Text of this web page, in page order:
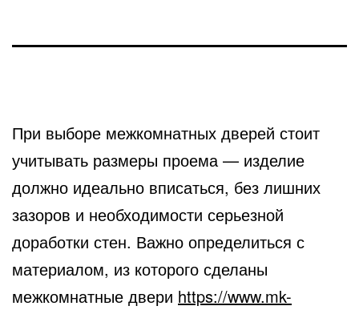
При выборе межкомнатных дверей стоит
учитывать размеры проема — изделие
должно идеально вписаться, без лишних
зазоров и необходимости серьезной
доработки стен. Важно определиться с
материалом, из которого сделаны
межкомнатные двери https://www.mk-